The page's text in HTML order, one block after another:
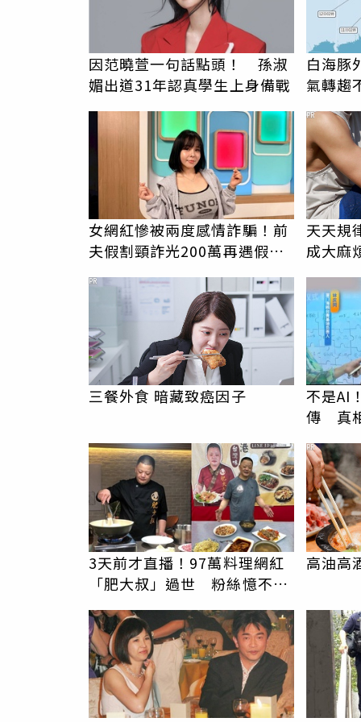
因范曉萱一句話點頭！ 孫淑
媚出道31年認真學生上身備戰
白海豚
氣轉趨
女網紅慘被兩度感情詐騙！前
夫假割頸詐光200萬再遇假富
天天規
成大麻
PR
三餐外食 暗藏致癌因子
PR
不是AI
傳 真
3天前才直播！97萬料理網紅
「肥大叔」過世 粉絲憶不對
高油高
PR